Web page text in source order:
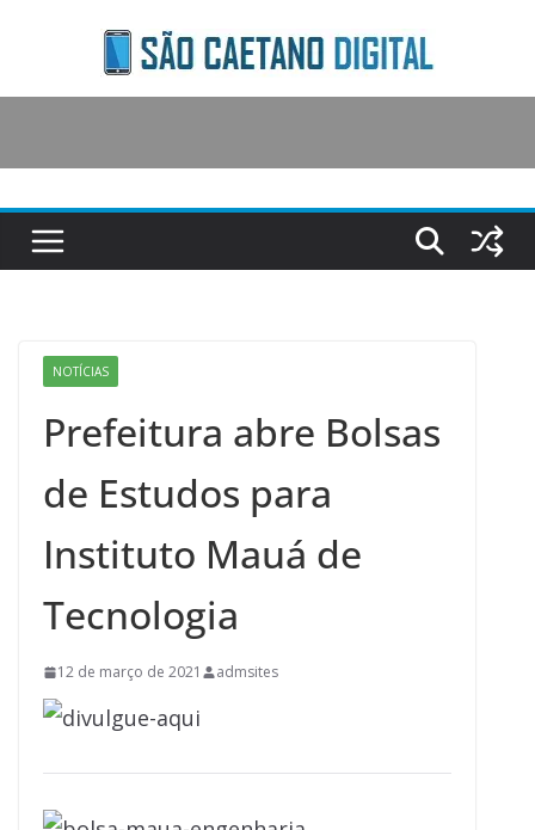
content
NOTÍCIAS
Prefeitura abre Bolsas
de Estudos para
Instituto Mauá de
Tecnologia
12 de março de 2021 admsites